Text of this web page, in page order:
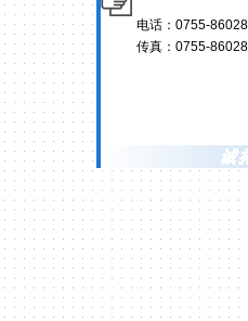
电话：0755-
传真：0755-